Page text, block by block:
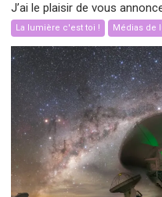
J’ai le plaisir de vous
La lumière c'est toi ! Médias de